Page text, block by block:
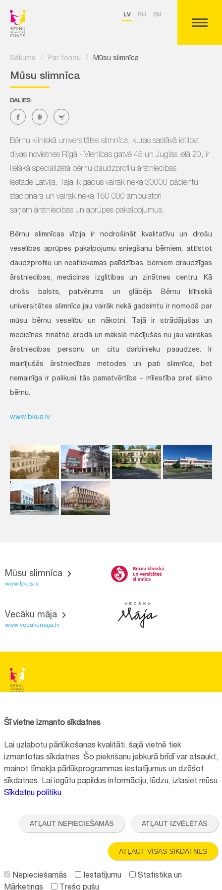
LV RU EN
Sākums / Par fondu / Mūsu slimnīca
Mūsu slimnīca
DALIES:
Bērnu klīniskā universitātes slimnīca, kuras sastāvā ietilpst
divas novietnes Rīgā - Vienības gatvē 45 un Juglas ielā 20, ir
lielākā specializētā bērnu daudzprofilu ārstniecības
iestāde Latvijā. Tajā ik gadus vairāk nekā 30000 pacientu
stacionārā un vairāk nekā 160 000 ambulatori
saņem ārstniecības un aprūpes pakalpojumus.
Bērnu slimnīcas vīzija ir nodrošināt kvalitatīvu un drošu
veselības aprūpes pakalpojumu sniegšanu bērniem, attīstot
daudzprofilu un neatliekamās palīdzības, bērniem draudzīgas
ārstniecības, medicīnas izglītības un zinātnes centru. Kā
drošs balsts, patvērums un glābējs Bērnu klīniskā
universitātes slimnīca jau vairāk nekā gadsimtu ir nomodā par
mūsu bērnu veselību un nākotni. Tajā ir strādājušas un
medicīnas zinātnē, arodā un mākslā mācījušās nu jau vairākas
ārstniecības personu un citu darbinieku paaudzes. Ir
mainījušās ārstniecības metodes un pati slimnīca, bet
nemainīga ir palikusi tās pamatvērtība – mīlestība pret slimo
bērnu.
www.bkus.lv
Mūsu slimnīca
www.bkus.lv
Vecāku māja
www.vecakumaja.lv
Reģistrācijas nr.:40008057120
+371 67064475
Visi kontakti
"Aktīvo iedzīvotāju fonds" finansētā projekta "
Bērnu slimnīcas fonda
ilgtspējīgas attīstības veicināšana
" ietvaros.
Šī vietne izmanto sīkdatnes
Lai uzlabotu pārlūkošanas kvalitāti, šajā vietnē tiek
izmantotas sīkdatnes. Šo piekrišanu jebkurā brīdī var atsaukt,
mainot tīmekļa pārlūkprogrammas iestatījumus un dzēšot
sīkdatnes. Lai iegūtu papildus informāciju, lūdzu, izlasiet mūsu
Sīkdatņu politiku
ATĻAUT NEPIECIEŠAMĀS ATĻAUT IZVĒLĒTĀS
ATĻAUT VISAS SĪKDATNES
Nepieciešamās Iestatījumu
Statistika un
Mārketings
Trešo pušu